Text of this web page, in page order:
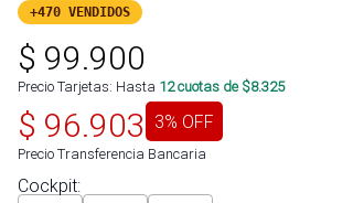
+470 VENDIDOS
$ 99.900
Precio Tarjetas: Hasta 12cuotas de $8.325
$ 96.903 3% OFF
Precio Transferencia Bancaria
Cockpit: